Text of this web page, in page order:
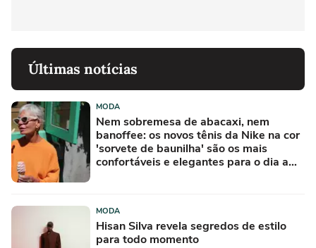
Últimas notícias
MODA
Nem sobremesa de abacaxi, nem
banoffee: os novos tênis da Nike na cor
'sorvete de baunilha' são os mais
confortáveis e elegantes para o dia a
MODA
Hisan Silva revela segredos de estilo
para todo momento